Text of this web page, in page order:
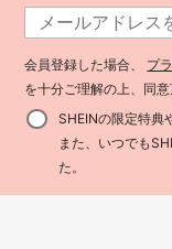
-2% 1個 A5 A6 A7 A8 M5 ポータブル透明ルーズリーフバインダー、透明ステッカーブック、シールブック、ステッカーブック、写真収納バッグ、フォトアルバム、貯金プ
売り切れ間近！
(1000+)
#1 ベストセラー
(1000+)
#1 ベストセラー
(1000+)
#1 ベストセラー
売り切れ間近！
(1000+)
17610k+ sold
高リピート率
会員登録した場合、 プ
を十分ご理解の上、同
SHEINの限定特典
また、いつでも
た。